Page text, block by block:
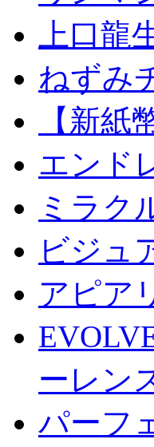
上口龍
ねずみ
【新
エンド
ミラク
ビジュ
アピア
ーレン
パーフ